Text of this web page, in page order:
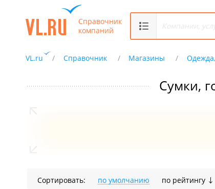
Справочник
компаний
VL.ru Справочник Магазины
Сумки,
Сортировать: по умолчанию по рейтингу